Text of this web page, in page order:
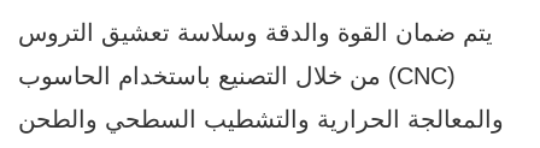
يتم ضمان القوة والدقة وسلاسة تعشيق التروس
من خلال التصنيع باستخدام الحاسوب (CNC)
والمعالجة الحرارية والتشطيب السطحي والطحن